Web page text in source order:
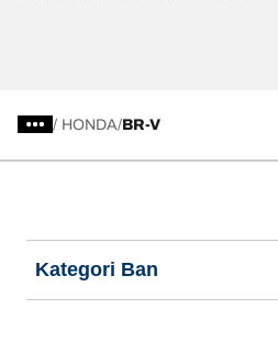
/ HONDA BR-V
Kategori Ban